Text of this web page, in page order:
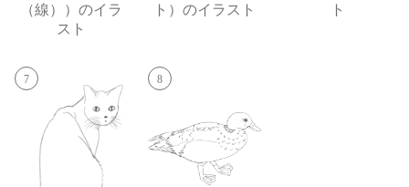
（線））のイラ
スト
ト）のイラスト
ト
7 8